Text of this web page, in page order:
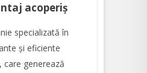
acoperiș
specializată în
și eficiente
generează